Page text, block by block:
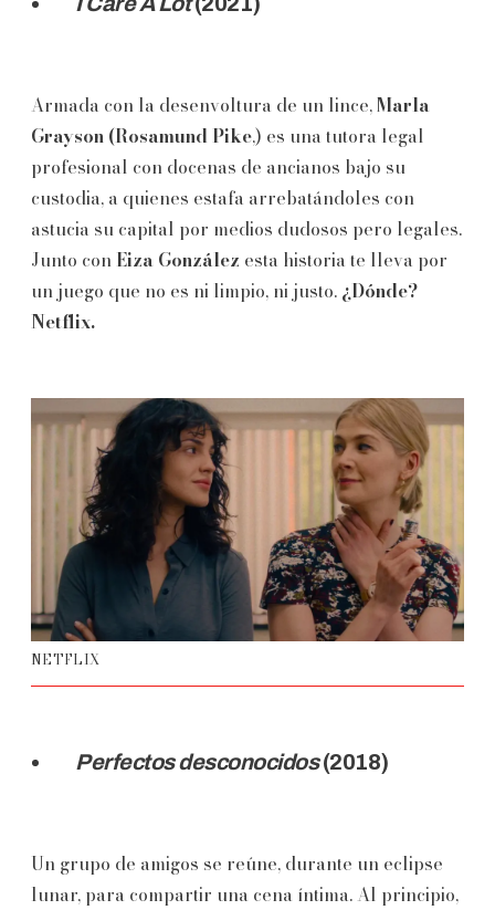
Armada con la desenvoltura de un lince,Marla
Grayson (Rosamund Pike,) es una tutora legal
profesional con docenas de ancianos bajo su
custodia, a quienes estafa arrebatándoles con
astucia su capital por medios dudosos pero legales.
Junto con Eiza González esta historia te lleva por
un juego que no es ni limpio, ni justo. ¿Dónde?
Netflix.
NETFLIX
Perfectos desconocidos(2018)
Un grupo de amigos se reúne, durante un eclipse
lunar, para compartir una cena íntima. Al principio,